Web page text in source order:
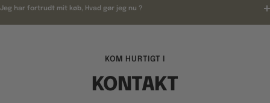
Jeg har fortrudt mit køb, Hvad gør jeg nu ?
KOM HURTIGT I
KONTAKT